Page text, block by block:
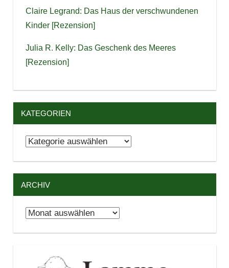
Claire Legrand: Das Haus der verschwundenen
Kinder [Rezension]
Julia R. Kelly: Das Geschenk des Meeres
[Rezension]
KATEGORIEN
Kategorien
ARCHIV
Archiv